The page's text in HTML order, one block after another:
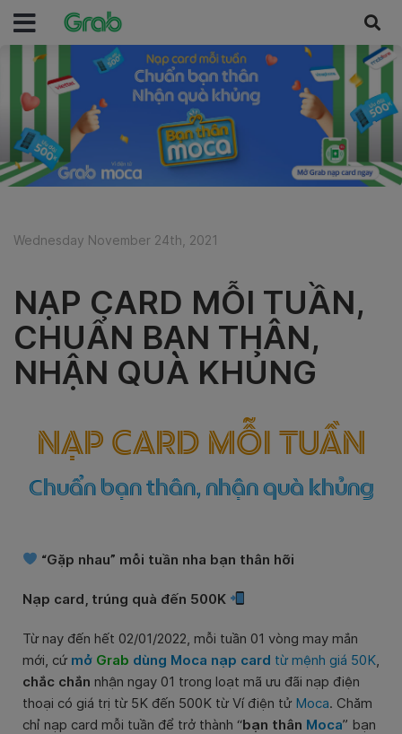
Wednesday November 24th, 2021
NẠP CARD MỖI TUẦN,
CHUẨN BẠN THÂN,
NHẬN QUÀ KHỦNG
NẠP CARD MỖI TUẦN
Chuẩn bạn thân, nhận quà khủng
“Gặp nhau” mỗi tuần nha bạn thân hỡi
Nạp card, trúng quà đến 500K
Từ nay đến hết 02/01/2022, mỗi tuần 01 vòng may mắn
mới, cứ mở Grab dùng Moca nạp card từ mệnh giá 50K
chắc chắn nhận ngay 01 trong loạt mã ưu đãi nạp điện
thoại có giá trị từ 5K đến 500K từ Ví điện tử Moca. Chăm
chỉ nạp card mỗi tuần để trở thành “bạn thân Moca” bạn